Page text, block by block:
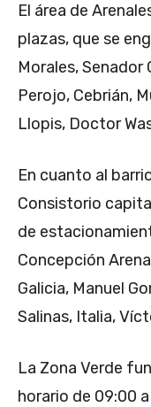
El área de
plazas, que se
Morales, Senador
Perojo, Cebrián,
Llopis, Doctor
En cuanto al
Consistorio
de
Concepción
Galicia, Manuel
Salinas, Italia,
La Zona Verde
horario de 09:00